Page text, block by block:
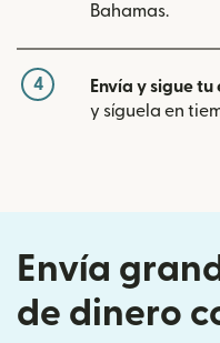
Bahamas.
4 Envía y sigue tu
y síguela en
Envía
de dinero